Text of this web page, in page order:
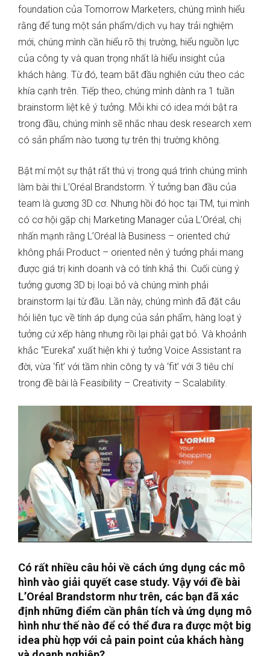
foundation của Tomorrow Marketers, chúng mình hiểu
rằng để tung một sản phẩm/dịch vụ hay trải nghiệm
mới, chúng mình cần hiểu rõ thị trường, hiểu nguồn lực
của công ty và quan trọng nhất là hiểu insight của
khách hàng. Từ đó, team bắt đầu nghiên cứu theo các
khía cạnh trên. Tiếp theo, chúng mình dành ra 1 tuần
brainstorm liệt kê ý tưởng. Mỗi khi có idea mới bật ra
trong đầu, chúng mình sẽ nhắc nhau desk research xem
có sản phẩm nào tương tự trên thị trường không.
Bật mí một sự thật rất thú vị trong quá trình chúng mình
làm bài thi L’Oréal Brandstorm. Ý tưởng ban đầu của
team là gương 3D cơ. Nhưng hồi đó học tại TM, tụi mình
có cơ hội gặp chị Marketing Manager của L’Oréal, chị
nhấn mạnh rằng L’Oréal là Business – oriented chứ
không phải Product – oriented nên ý tưởng phải mang
được giá trị kinh doanh và có tính khả thi. Cuối cùng ý
tưởng gương 3D bị loại bỏ và chúng mình phải
brainstorm lại từ đầu. Lần này, chúng mình đã đặt câu
hỏi liên tục về tính áp dụng của sản phẩm, hàng loạt ý
tưởng cứ xếp hàng nhưng rồi lại phải gạt bỏ. Và khoảnh
khắc “Eureka” xuất hiện khi ý tưởng Voice Assistant ra
đời, vừa ‘fit’ với tầm nhìn công ty và ‘fit’ với 3 tiêu chí
trong đề bài là Feasibility – Creativity – Scalability.
Có rất nhiều câu hỏi về cách ứng dụng các mô
hình vào giải quyết case study. Vậy với đề bài
L’Oréal Brandstorm như trên, các bạn đã xác
định những điểm cần phân tích và ứng dụng mô
hình như thế nào để có thể đưa ra được một big
idea phù hợp với cả pain point của khách hàng